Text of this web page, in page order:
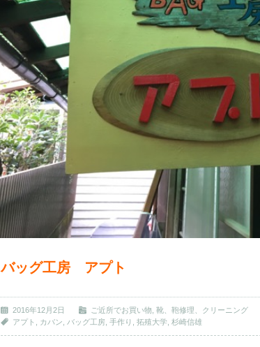
バッグ工房 アプト
2016年12月2日 ご近所でお買い物 靴、鞄修理、クリーニング
アプト
カバン バッグ工房 手作り 拓殖大学 杉崎信雄